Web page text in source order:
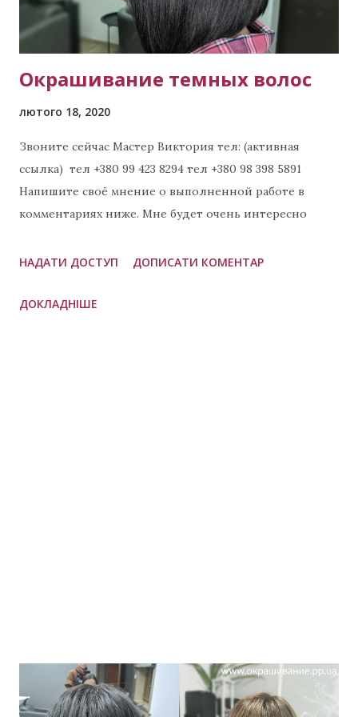
Окрашивание темных волос
лютого 18, 2020
Звоните сейчас Мастер Виктория тел: (активная
ссылка) тел +380 99 423 8294 тел +380 98 398 5891
Напишите своё мнение о выполненной работе в
комментариях ниже. Мне будет очень интересно
выполненных работ: Холодный шатен Цветное
Харькове
НАДАТИ ДОСТУП ДОПИСАТИ КОМЕНТАР
ДОКЛАДНІШЕ